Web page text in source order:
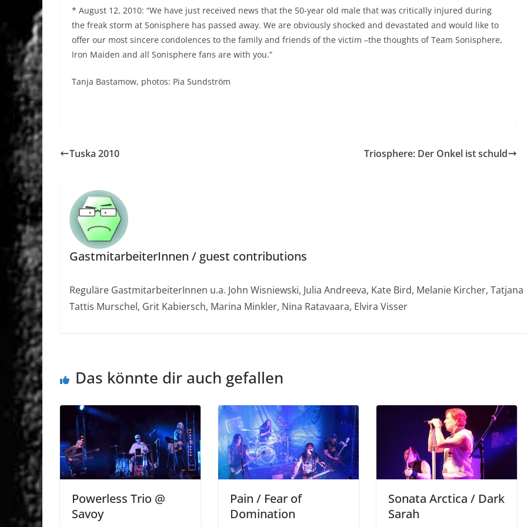
* August 12, 2010: “We have just received news that the 50-year old male that was critically injured during
the freak storm at Sonisphere has passed away. We are obviously shocked and devastated and would like to
offer our most sincere condolences to the family and friends of the victim –the thoughts of Team Sonisphere,
Iron Maiden and all Sonisphere fans are with you.”
Tanja Bastamow, photos: Pia Sundström
Tuska 2010 Triosphere: Der Onkel ist schuld
GastmitarbeiterInnen / guest contributions
Reguläre GastmitarbeiterInnen u.a. John Wisniewski, Julia Andreeva, Kate Bird, Melanie Kircher, Tatjana
Tattis Murschel, Grit Kabiersch, Marina Minkler, Nina Ratavaara, Elvira Visser
Das könnte dir auch gefallen
Powerless Trio @
Savoy
Pain / Fear of
Domination
Sonata Arctica / Dark
Sarah